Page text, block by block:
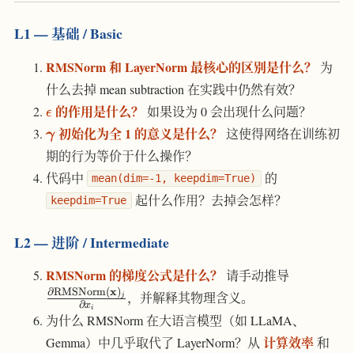
L1 — 基础 / Basic
RMSNorm 和 LayerNorm 最核心的区别是什么？
为
什么去掉 mean subtraction 在实践中仍然有效？
\epsilon
ϵ的作用是什么？ 如果设为 0 会出现什么问题？
\boldsymbol{\gamma}
γ初始化为全 1 的意义是什么？ 这使得网络在训练初
期的行为等价于什么操作？
代码中
mean(dim=-1, keepdim=True) 的
keepdim=True 起什么作用？去掉会怎样？
L2 — 进阶 / Intermediate
RMSNorm 的梯度公式是什么？ 请手动推导
{\partial
∂xi
∂RMSNorm(x) j ，并解释其物理含义。
为什么 RMSNorm 在大语言模型（如 LLaMA、
Gemma）中几乎取代了 LayerNorm？从 计算效率和